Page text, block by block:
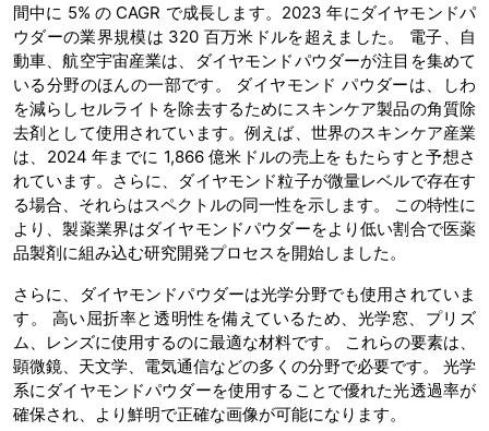
間中に 5% の CAGR で成長します。2023 年にダイヤモンドパ
ウダーの業界規模は 320 百万米ドルを超えました。 電子、自
動車、航空宇宙産業は、ダイヤモンドパウダーが注目を集めて
いる分野のほんの一部です。 ダイヤモンド パウダーは、しわ
を減らしセルライトを除去するためにスキンケア製品の角質除
去剤として使用されています。例えば、世界のスキンケア産業
は、2024 年までに 1,866 億米ドルの売上をもたらすと予想さ
れています。さらに、ダイヤモンド粒子が微量レベルで存在す
る場合、それらはスペクトルの同一性を示します。 この特性に
より、製薬業界はダイヤモンドパウダーをより低い割合で医薬
品製剤に組み込む研究開発プロセスを開始しました。
さらに、ダイヤモンドパウダーは光学分野でも使用されていま
す。 高い屈折率と透明性を備えているため、光学窓、プリズ
ム、レンズに使用するのに最適な材料です。 これらの要素は、
顕微鏡、天文学、電気通信などの多くの分野で必要です。 光学
系にダイヤモンドパウダーを使用することで優れた光透過率が
確保され、より鮮明で正確な画像が可能になります。